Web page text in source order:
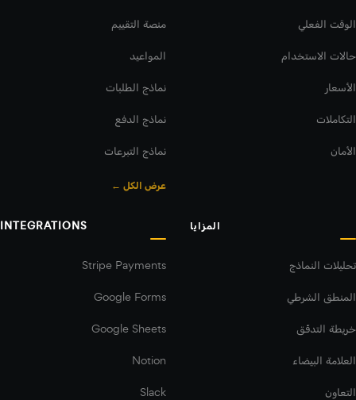
الوقت الفعلي
حالات الاستخدام
الأسعار
التكاملات
الأمان
منصة التقييم
المواعيد
نماذج الطلبات
نماذج الدفع
نماذج التبرعات
عرض الكل ←
المزايا
تحليلات النماذج
المنطق الشرطي
خريطة التدفّق
العلامة البيضاء
التعاون
INTEGRATIONS
Stripe Payments
Google Forms
Google Sheets
Notion
Slack